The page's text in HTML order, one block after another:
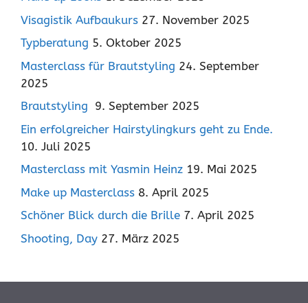
Visagistik Aufbaukurs 27. November 2025
Typberatung 5. Oktober 2025
Masterclass für Brautstyling 24. September
2025
Brautstyling 9. September 2025
Ein erfolgreicher Hairstylingkurs geht zu Ende.
10. Juli 2025
Masterclass mit Yasmin Heinz 19. Mai 2025
Make up Masterclass 8. April 2025
Schöner Blick durch die Brille 7. April 2025
Shooting, Day 27. März 2025